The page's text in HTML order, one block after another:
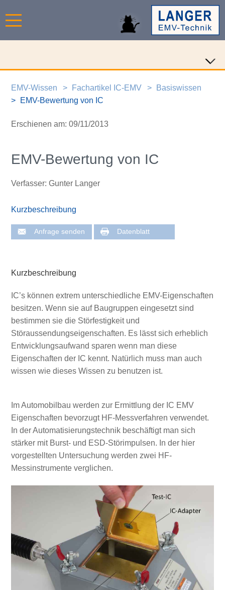
EMV-Wissen Fachartikel IC-EMV
Basiswissen
EMV-Bewertung von IC
Erschienen am: 09/11/2013
EMV-Bewertung von IC
Verfasser: Gunter Langer
Kurzbeschreibung
Anfrage senden Datenblatt
Kurzbeschreibung
IC’s können extrem unterschiedliche EMV-Eigenschaften
besitzen. Wenn sie auf Baugruppen eingesetzt sind
bestimmen sie die Störfestigkeit und
Störaussendungseigenschaften. Es lässt sich erheblich
Entwicklungsaufwand sparen wenn man diese
Eigenschaften der IC kennt. Natürlich muss man auch
wissen wie dieses Wissen zu benutzen ist.
Im Automobilbau werden zur Ermittlung der IC EMV
Eigenschaften bevorzugt HF-Messverfahren verwendet.
In der Automatisierungstechnik beschäftigt man sich
stärker mit Burst- und ESD-Störimpulsen. In der hier
vorgestellten Untersuchung werden zwei HF-
Messinstrumente verglichen.